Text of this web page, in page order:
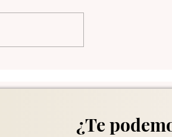
Comuna 13 en Medellín
¿Te